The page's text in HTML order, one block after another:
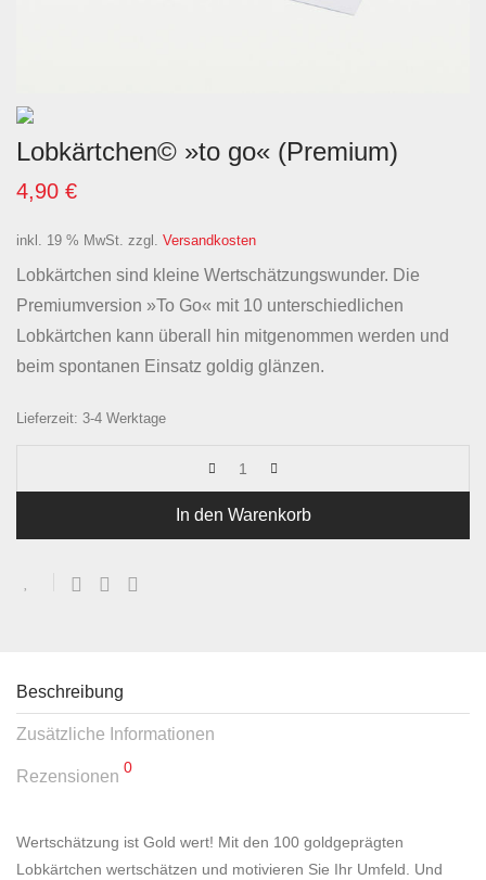
Lobkärtchen© »to go« (Premium)
4,90 €
inkl. 19 % MwSt. zzgl. Versandkosten
Lobkärtchen sind kleine Wertschätzungswunder. Die
Premiumversion »To Go« mit 10 unterschiedlichen
Lobkärtchen kann überall hin mitgenommen werden und
beim spontanen Einsatz goldig glänzen.
Lieferzeit: 3-4 Werktage
In den Warenkorb
Beschreibung
Zusätzliche Informationen
Rezensionen 0
Wertschätzung ist Gold wert! Mit den 100 goldgeprägten
Lobkärtchen wertschätzen und motivieren Sie Ihr Umfeld. Und